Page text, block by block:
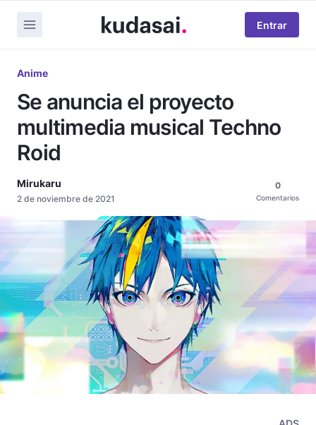
Entrar
Anime
Se anuncia el proyecto
multimedia musical Techno
Roid
Mirukaru
2 de noviembre de 2021
0
Comentarios